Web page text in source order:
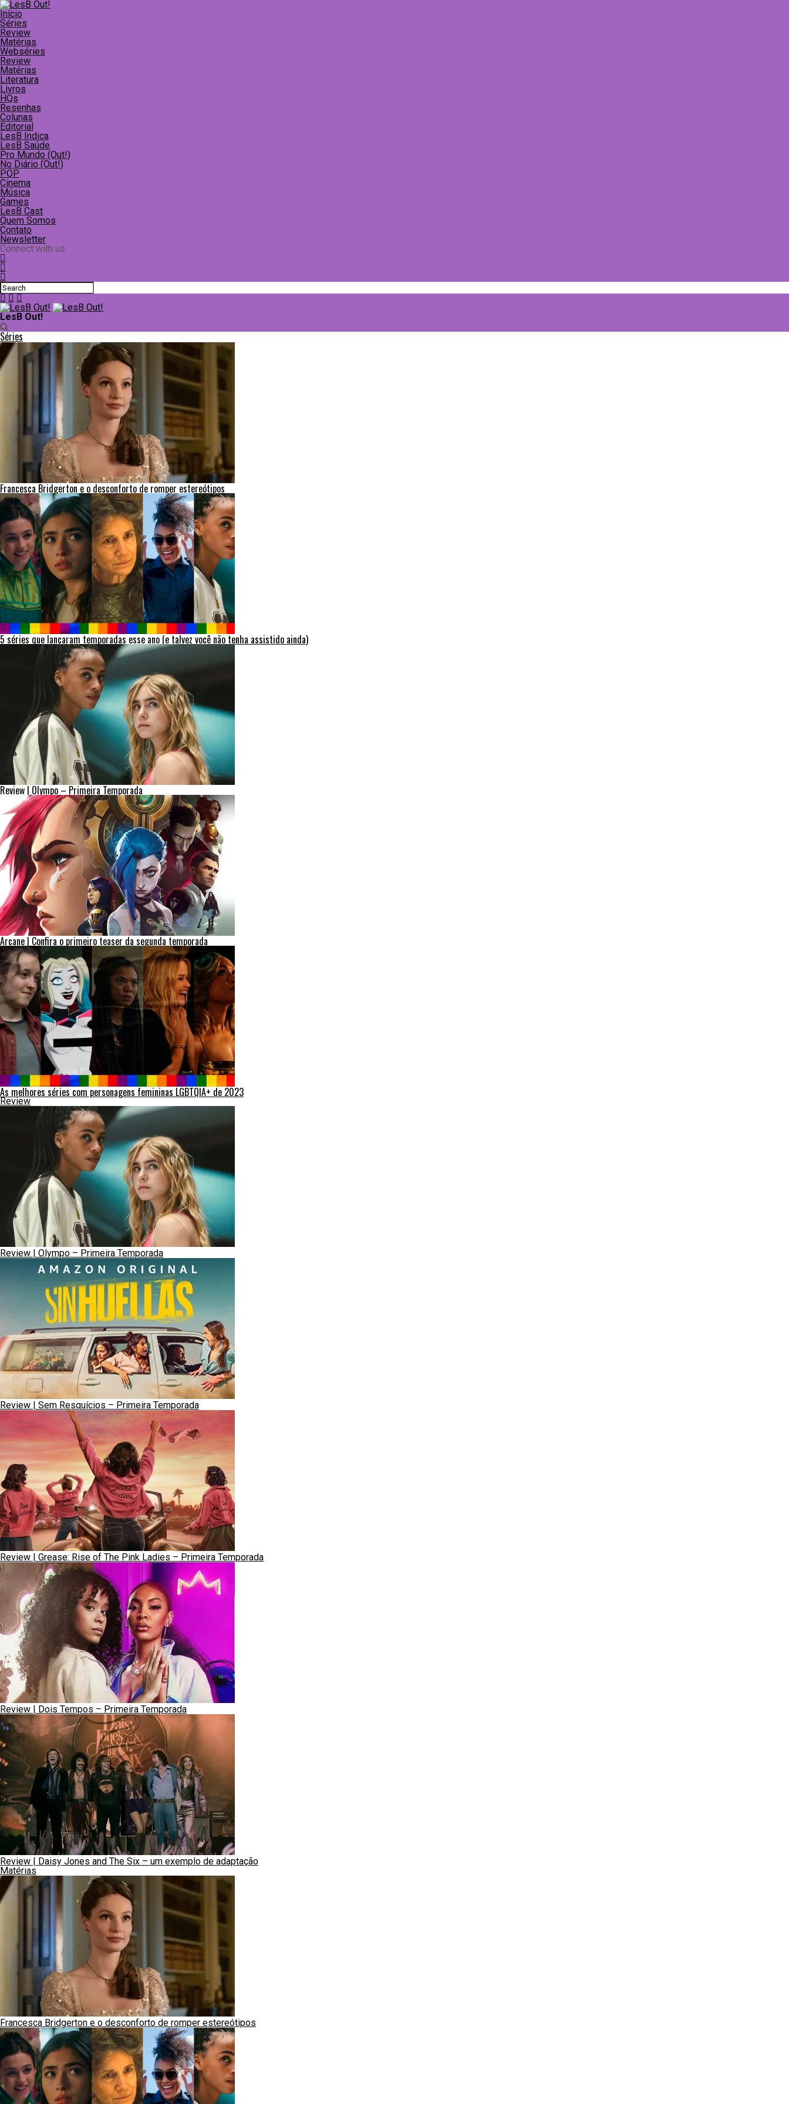
Início
Séries
Review
Matérias
Webséries
Review
Matérias
Literatura
Livros
HQs
Resenhas
Colunas
Editorial
LesB Indica
LesB Saúde
Pro Mundo (Out!)
No Diário (Out!)
POP
Cinema
Música
Games
LesB Cast
Quem Somos
Contato
Newsletter
Connect with us
LesB Out!
Séries
Francesca Bridgerton e o desconforto de romper estereótipos
5 séries que lançaram temporadas esse ano (e talvez você não tenha assistido ainda)
Review | Olympo – Primeira Temporada
Arcane | Confira o primeiro teaser da segunda temporada
As melhores séries com personagens femininas LGBTQIA+ de 2023
Review
Review | Olympo – Primeira Temporada
Review | Sem Resquícios – Primeira Temporada
Review | Grease: Rise of The Pink Ladies – Primeira Temporada
Review | Dois Tempos – Primeira Temporada
Review | Daisy Jones and The Six – um exemplo de adaptação
Matérias
Francesca Bridgerton e o desconforto de romper estereótipos